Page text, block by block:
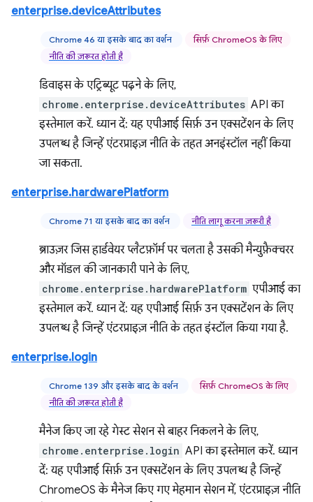
enterprise.deviceAttributes
Chrome 46 या इसके बाद का वर्शन
सिर्फ़ ChromeOS के लिए
नीति की ज़रूरत होती है
डिवाइस के एट्रिब्यूट पढ़ने के लिए,
chrome.enterprise.deviceAttributes API का
इस्तेमाल करें. ध्यान दें: यह एपीआई सिर्फ़ उन एक्सटेंशन के लिए
उपलब्ध है जिन्हें एंटरप्राइज़ नीति के तहत अनइंस्टॉल नहीं किया
जा सकता.
enterprise.hardwarePlatform
Chrome 71 या इसके बाद का वर्शन नीति लागू करना ज़रूरी है
ब्राउज़र जिस हार्डवेयर प्लैटफ़ॉर्म पर चलता है उसकी मैन्युफ़ैक्चरर
और मॉडल की जानकारी पाने के लिए,
chrome.enterprise.hardwarePlatform एपीआई का
इस्तेमाल करें. ध्यान दें: यह एपीआई सिर्फ़ उन एक्सटेंशन के लिए
उपलब्ध है जिन्हें एंटरप्राइज़ नीति के तहत इंस्टॉल किया गया है.
enterprise.login
Chrome 139 और इसके बाद के वर्शन
सिर्फ़ ChromeOS के लिए
नीति की ज़रूरत होती है
मैनेज किए जा रहे गेस्ट सेशन से बाहर निकलने के लिए,
chrome.enterprise.login API का इस्तेमाल करें. ध्यान
दें: यह एपीआई सिर्फ़ उन एक्सटेंशन के लिए उपलब्ध है जिन्हें
ChromeOS के मैनेज किए गए मेहमान सेशन में, एंटरप्राइज़ नीति